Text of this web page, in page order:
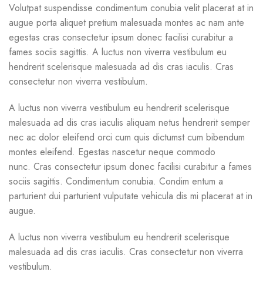
Volutpat suspendisse condimentum conubia velit placerat at in
augue porta aliquet pretium malesuada montes ac nam ante
egestas cras consectetur ipsum donec facilisi curabitur a
fames sociis sagittis. A luctus non viverra vestibulum eu
hendrerit scelerisque malesuada ad dis cras iaculis. Cras
consectetur non viverra vestibulum.
A luctus non viverra vestibulum eu hendrerit scelerisque
malesuada ad dis cras iaculis aliquam netus hendrerit semper
nec ac dolor eleifend orci cum quis dictumst cum bibendum
montes eleifend. Egestas nascetur neque commodo
nunc. Cras consectetur ipsum donec facilisi curabitur a fames
sociis sagittis. Condimentum conubia. Condim entum a
parturient dui parturient vulputate vehicula dis mi placerat at in
augue.
A luctus non viverra vestibulum eu hendrerit scelerisque
malesuada ad dis cras iaculis. Cras consectetur non viverra
vestibulum.